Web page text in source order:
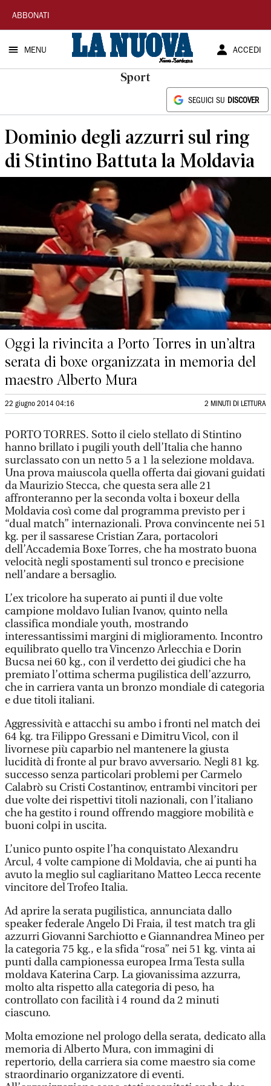
La
Nuova
Sardegna
ABBONATI
MENU ACCEDI
Sport
SEGUICI SU DISCOVER
Dominio degli azzurri sul ring
di Stintino Battuta la Moldavia
Oggi la rivincita a Porto Torres in un’altra
serata di boxe organizzata in memoria del
maestro Alberto Mura
22 giugno 2014 04:16 2 MINUTI DI LETTURA
PORTO TORRES. Sotto il cielo stellato di Stintino
hanno brillato i pugili youth dell’Italia che hanno
surclassato con un netto 5 a 1 la selezione moldava.
Una prova maiuscola quella offerta dai giovani guidati
da Maurizio Stecca, che questa sera alle 21
affronteranno per la seconda volta i boxeur della
Moldavia così come dal programma previsto per i
“dual match” internazionali. Prova convincente nei 51
kg. per il sassarese Cristian Zara, portacolori
dell’Accademia Boxe Torres, che ha mostrato buona
velocità negli spostamenti sul tronco e precisione
nell’andare a bersaglio.
L’ex tricolore ha superato ai punti il due volte
campione moldavo Iulian Ivanov, quinto nella
classifica mondiale youth, mostrando
interessantissimi margini di miglioramento. Incontro
equilibrato quello tra Vincenzo Arlecchia e Dorin
Bucsa nei 60 kg., con il verdetto dei giudici che ha
premiato l’ottima scherma pugilistica dell’azzurro,
che in carriera vanta un bronzo mondiale di categoria
e due titoli italiani.
Aggressività e attacchi su ambo i fronti nel match dei
64 kg. tra Filippo Gressani e Dimitru Vicol, con il
livornese più caparbio nel mantenere la giusta
lucidità di fronte al pur bravo avversario. Negli 81 kg.
successo senza particolari problemi per Carmelo
Calabrò su Cristi Costantinov, entrambi vincitori per
due volte dei rispettivi titoli nazionali, con l’italiano
che ha gestito i round offrendo maggiore mobilità e
buoni colpi in uscita.
L’unico punto ospite l’ha conquistato Alexandru
Arcul, 4 volte campione di Moldavia, che ai punti ha
avuto la meglio sul cagliaritano Matteo Lecca recente
vincitore del Trofeo Italia.
Ad aprire la serata pugilistica, annunciata dallo
speaker federale Angelo Di Fraia, il test match tra gli
azzurri Giovanni Sarchiotto e Giannandrea Mineo per
la categoria 75 kg., e la sfida “rosa” nei 51 kg. vinta ai
punti dalla campionessa europea Irma Testa sulla
moldava Katerina Carp. La giovanissima azzurra,
molto alta rispetto alla categoria di peso, ha
controllato con facilità i 4 round da 2 minuti
ciascuno.
Molta emozione nel prologo della serata, dedicato alla
memoria di Alberto Mura, con immagini di
repertorio, della carriera sia come maestro sia come
straordinario organizzatore di eventi.